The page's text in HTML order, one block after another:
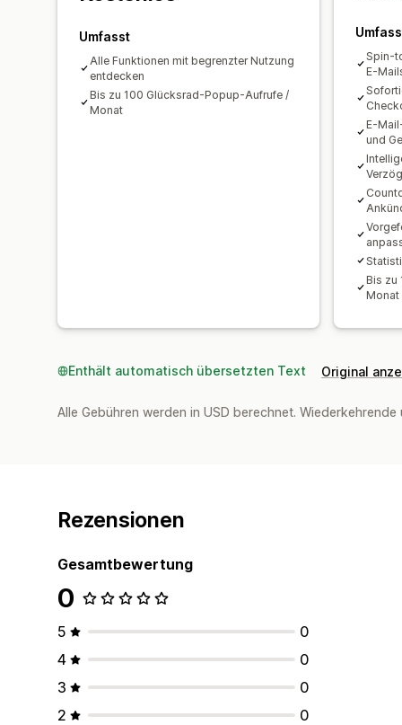
Umfasst
Alle Funktionen mit begrenzter Nutzung
entdecken
Bis zu 100 Glücksrad-Popup-Aufrufe /
Monat
Spin-
E-
E-
und
Bis zu
Monat
Enthält automatisch übersetzten Text Original
Alle Gebühren werden in USD berechnet.
Rezensionen
Gesamtbewertung
0
5
0
4
0
3
0
2
0